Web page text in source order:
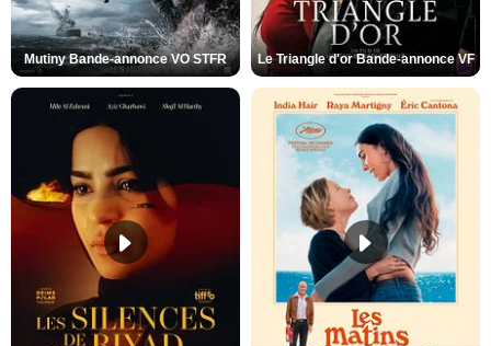
Mutiny Bande-annonce VO STFR Le Triangle d'or Bande-annonce VF